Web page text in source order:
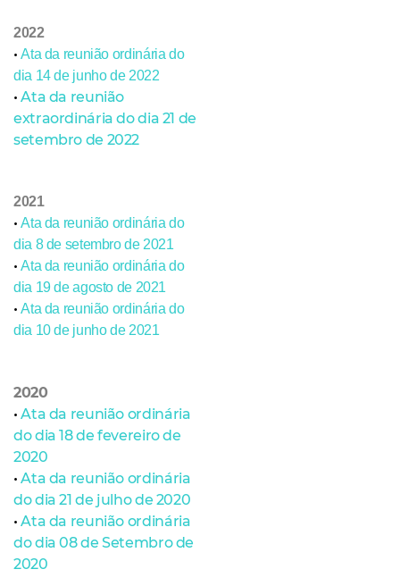
2022
• Ata da reunião ordinária do
dia 14 de junho de 2022
• Ata da reunião
extraordinária do dia 21 de
setembro de 2022
2021
• Ata da reunião ordinária do
dia 8 de setembro de 2021
• Ata da reunião ordinária do
dia 19 de agosto de 2021
• Ata da reunião ordinária do
dia 10 de junho de 2021
2020
• Ata da reunião ordinária
do dia 18 de fevereiro de
2020
• Ata da reunião ordinária
do dia 21 de julho de 2020
• Ata da reunião ordinária
do dia 08 de Setembro de
2020